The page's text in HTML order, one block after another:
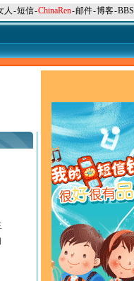
人 -短信-ChinaRen-邮件-博客-BBS